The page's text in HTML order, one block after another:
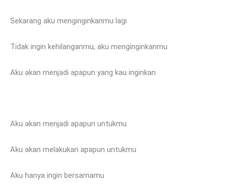
Sekarang aku menginginkanmu lagi
Tidak ingin kehilanganmu, aku menginginkanmu
Aku akan menjadi apapun yang kau inginkan
Aku akan menjadi apapun untukmu
Aku akan melakukan apapun untukmu
Aku hanya ingin bersamamu